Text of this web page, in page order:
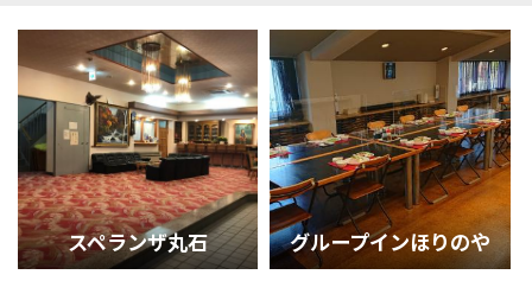
スペランザ丸石 グループインほりのや